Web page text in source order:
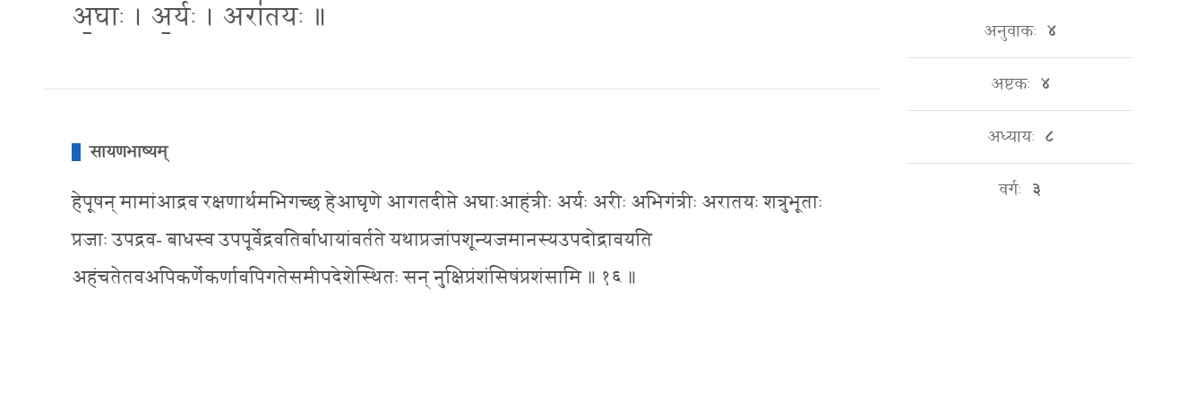
अ॒घाः । अ॒र्यः । अरा॑तयः ॥
सायणभाष्यम्
हेपूषन् मामांआद्रव रक्षणार्थमभिगच्छ हेआघृणे आगतदीप्ते अघाःआहंत्रीः अर्यः अरीः अभिगंत्रीः अरातयः शत्रुभूताः
प्रजाः उपद्रव- बाधस्व उपपूर्वेद्रवतिर्बाधायांवर्तते यथाप्रजांपशून्यजमानस्यउपदोद्रावयति
अहंचतेतवअपिकर्णेकर्णावपिगतेसमीपदेशेस्थितः सन् नुक्षिप्रंशंसिषंप्रशंसामि ॥ १६ ॥
अनुवाकः ४
अष्टकः ४
अध्यायः ८
वर्गः ३